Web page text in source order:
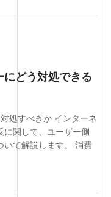
どう対処できる
処すべきか インターネ
に関して、ユーザー側
いて解説します。 消費